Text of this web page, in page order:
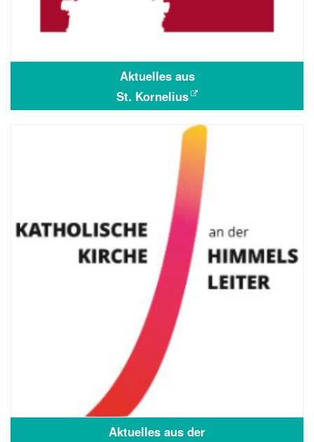
Aktuelles aus
St. Kornelius
Aktuelles aus der